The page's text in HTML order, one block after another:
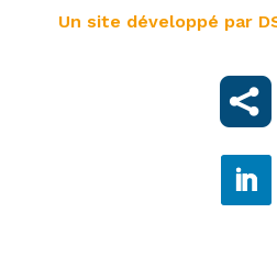
Un site développé par
